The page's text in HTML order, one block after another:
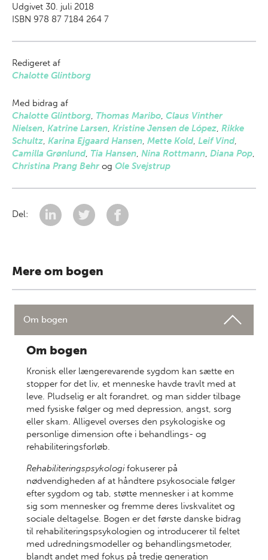
Udgivet 30. juli 2018
ISBN 978 87 7184 264 7
Redigeret af
Chalotte Glintborg
Med bidrag af
Chalotte Glintborg, Thomas Maribo, Claus Vinther
Nielsen, Katrine Larsen, Kristine Jensen de López, Rikke
Schultz, Karina Ejgaard Hansen, Mette Kold, Leif Vind,
Camilla Grønlund, Tia Hansen, Nina Rottmann, Diana Pop,
Christina Prang Behrog Ole Svejstrup
Del:
Mere om bogen
Om bogen
Om bogen
Kronisk eller længerevarende sygdom kan sætte en
stopper for det liv, et menneske havde travlt med at
leve. Pludselig er alt forandret, og man sidder tilbage
med fysiske følger og med depression, angst, sorg
eller skam. Alligevel overses den psykologiske og
personlige dimension ofte i behandlings- og
rehabiliteringsforløb.
Rehabiliteringspsykologifokuserer på
nødvendigheden af at håndtere psykosociale følger
efter sygdom og tab, støtte mennesker i at komme
sig som mennesker og fremme deres livskvalitet og
sociale deltagelse. Bogen er det første danske bidrag
til rehabiliteringspsykologien og introducerer til feltet
med udredningsmodeller og behandlingsmetoder,
blandt andet med fokus på tredje generation